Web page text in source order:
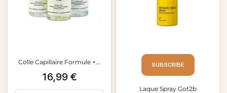
Colle Capillaire Formule +...
Prix
16,99 €
SUBSCRIBE
Laque Spray Got2b